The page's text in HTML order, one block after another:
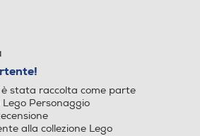
è stata raccolta come parte
Personaggio
alla collezione Lego